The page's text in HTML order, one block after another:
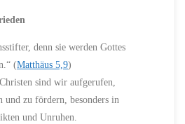
denn sie werden Gottes
(Matthäus 5,9)
sind wir aufgerufen,
und zu fördern, besonders in
und Unruhen.